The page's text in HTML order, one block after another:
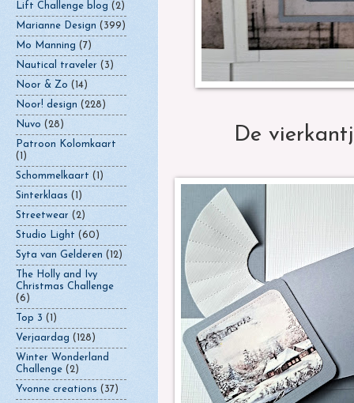
De
Lift Challenge blog (2)
Marianne Design (399)
Mo Manning (7)
Nautical traveler (3)
Noor & Zo (14)
Noor! design (228)
Nuvo (28)
Patroon Kolomkaart
(1)
Schommelkaart (1)
Sinterklaas (1)
Streetwear (2)
Studio Light (60)
Syta van Gelderen (12)
The Holly and Ivy
Christmas Challenge
(6)
Top 3 (1)
Verjaardag (128)
Winter Wonderland
Challenge (2)
Yvonne creations (37)